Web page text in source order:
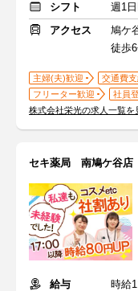
シフト
週1
アクセス
鳩ケ
徒歩
主婦(夫)歓迎 交通費
フリーター歓迎
社員
株式会社栄光の求人一覧を
セキ薬局 南鳩ケ谷店
給与